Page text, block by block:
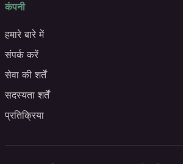
कंपनी
हमारे बारे में
संपर्क करें
सेवा की शर्तें
सदस्यता शर्तें
प्रतिक्रिया